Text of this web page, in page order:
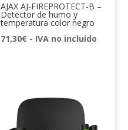
AJAX AJ-FIREPROTECT-B –
Detector de humo y
temperatura color negro
71,30€ - IVA no incluido